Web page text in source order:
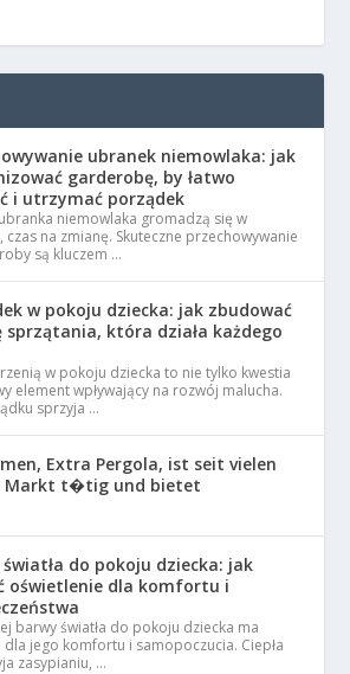
ubranek niemowlaka: jak
garderobę, by łatwo
i utrzymać porządek
niemowlaka gromadzą się w
na zmianę. Skuteczne przechowywanie
są kluczem …
w pokoju dziecka: jak zbudować
sprzątania, która działa każdego
w pokoju dziecka to nie tylko kwestia
element wpływający na rozwój malucha.
sprzyja …
Extra Pergola, ist seit vielen
Markt t�tig und bietet
światła do pokoju dziecka: jak
oświetlenie dla komfortu i
barwy światła do pokoju dziecka ma
dla jego komfortu i samopoczucia. Ciepła
zasypianiu, …